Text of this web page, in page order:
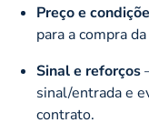
Preço e
para a compra
Sinal e reforços
sinal/entrada e
contrato.